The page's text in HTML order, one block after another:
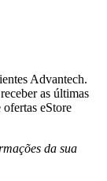
Advantech.
as últimas
eStore
da sua